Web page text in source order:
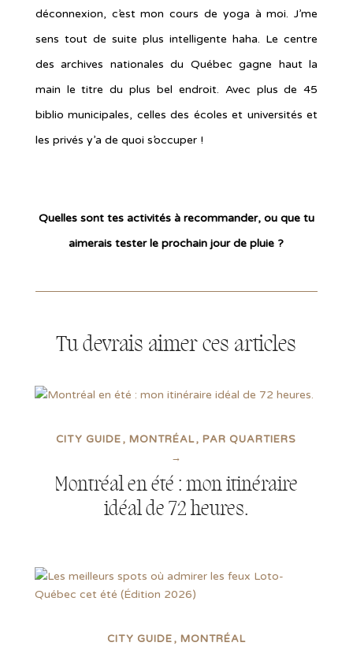
déconnexion, c’est mon cours de yoga à moi. J’me
sens tout de suite plus intelligente haha. Le centre
des archives nationales du Québec gagne haut la
main le titre du plus bel endroit. Avec plus de 45
biblio municipales, celles des écoles et universités et
les privés y’a de quoi s’occuper !
Quelles sont tes activités à recommander, ou que tu
aimerais tester le prochain jour de pluie ?
Tu devrais aimer ces articles
Montréal en été : mon itinéraire
idéal de 72 heures.
CITY GUIDE MONTRÉAL
PAR QUARTIERS
→
CITY GUIDE MONTRÉAL